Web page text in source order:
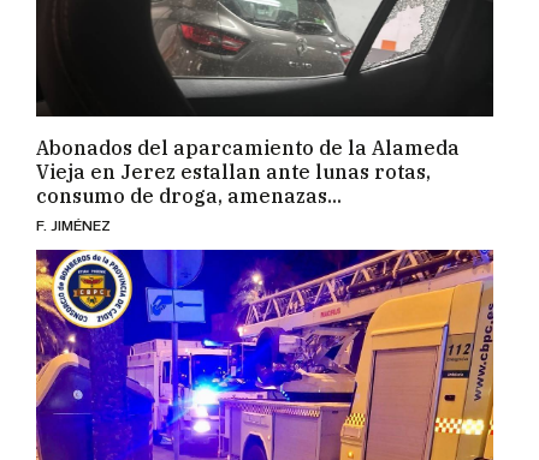
Abonados del aparcamiento de la Alameda
Vieja en Jerez estallan ante lunas rotas,
consumo de droga, amenazas...
F. JIMÉNEZ